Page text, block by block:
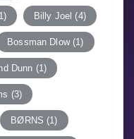
Billy Joel (4)
Bossman Dlow(1)
Dunn (1)
(3)
BØRNS (1)